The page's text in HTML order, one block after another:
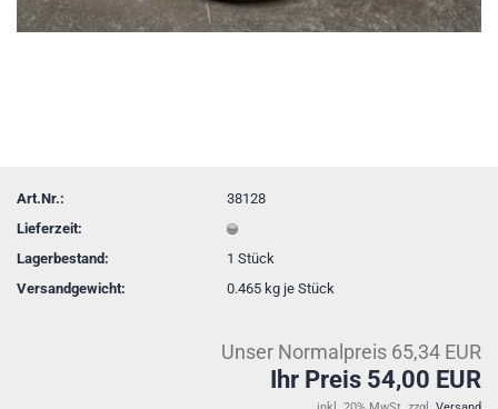
Art.Nr.:
38128
Lieferzeit:
Lagerbestand:
1Stück
Versandgewicht:
0.465 kg je Stück
Unser Normalpreis 65,34 EUR
Ihr Preis 54,00 EUR